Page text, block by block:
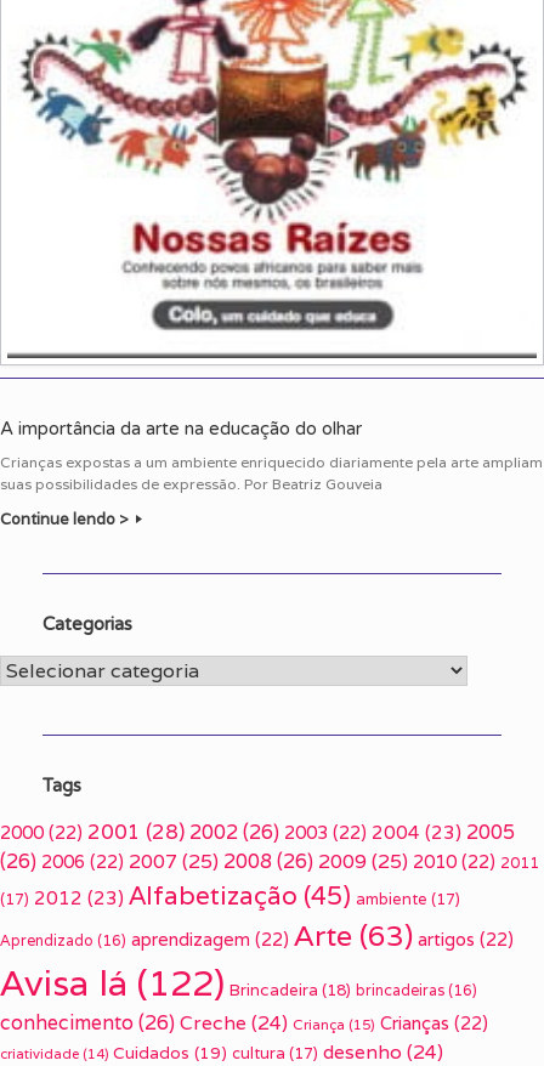
A importância da arte na educação do olhar
Crianças expostas a um ambiente enriquecido diariamente pela arte ampliam
suas possibilidades de expressão. Por Beatriz Gouveia
Continue lendo >
Categorias
Categorias
Tags
2000 (22) 2001 (28) 2002(26) 2003 (22) 2004 (23) 2005
(26) 2006 (22) 2007 (25) 2008(26) 2009(25) 2010 (22) 2011
(17) 2012 (23) Alfabetização (45) ambiente (17)
Aprendizado (16) aprendizagem (22) Arte (63) artigos (22)
Avisa lá (122) Brincadeira (18) brincadeiras (16)
conhecimento(26) Creche (24) Criança (15) Crianças (22)
criatividade (14) Cuidados (19) cultura (17) desenho (24)